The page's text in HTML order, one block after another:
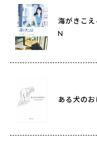
海がきこ
N
ある犬のお